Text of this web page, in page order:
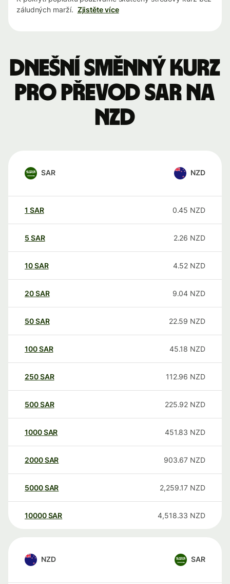
záludných marží. Zjistěte více
Dnešní směnný kurz
pro převod SAR na
NZD
SAR NZD
1 SAR 0.45 NZD
5 SAR 2.26 NZD
10SAR 4.52 NZD
20SAR 9.04 NZD
50SAR 22.59 NZD
100SAR 45.18 NZD
250SAR 112.96 NZD
500SAR 225.92 NZD
1000SAR 451.83 NZD
2000SAR 903.67 NZD
5000SAR 2,259.17 NZD
10000 SAR 4,518.33 NZD
NZD SAR